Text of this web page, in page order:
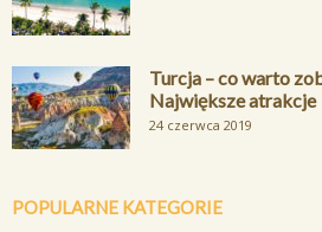
Turcja – co warto
Największe atrakcje
24 czerwca 2019
POPULARNE KATEGORIE